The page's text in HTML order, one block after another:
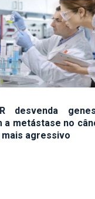
desvenda
a metástase no
mais agressivo